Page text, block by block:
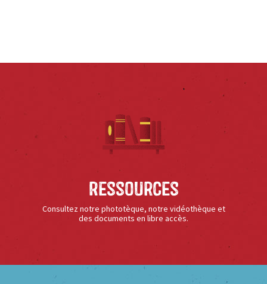
Ressources
Consultez notre phototèque, notre vidéothèque et
des documents en libre accès.